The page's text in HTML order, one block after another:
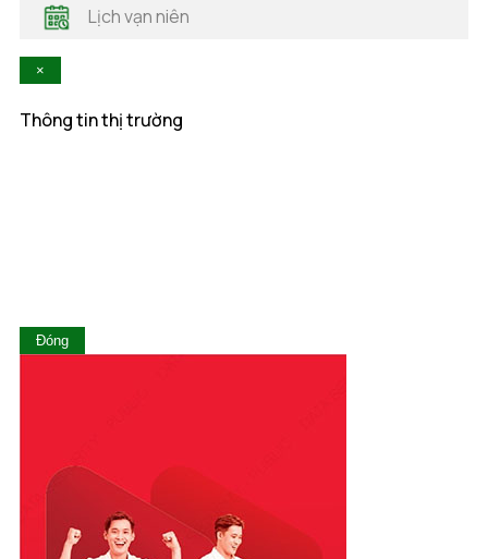
Hòa Bình
Lai Châu
Quảng Ngãi
Quảng Ninh
Quảng Trị
Sóc Trăng
Lịch vạn niên
×
Thông tin thị trường
Đóng